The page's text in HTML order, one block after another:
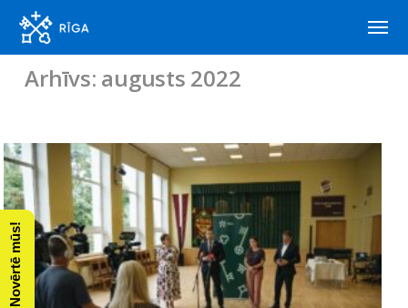
Arhīvs: augusts 2022
Novērtē mūs!